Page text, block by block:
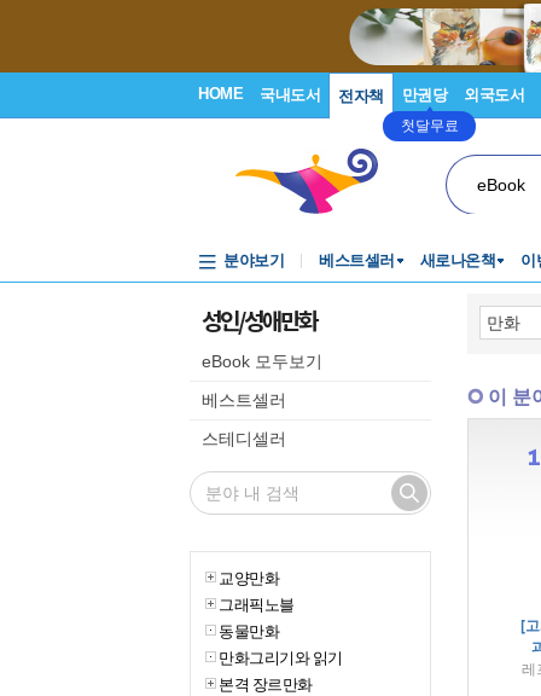
HOME 국내도서 전자책 만권당
첫달무료
외국도서
eBook
분야보기 베스트셀러 새로나온책 이
성인/성애만화
eBook 모두보기
베스트셀러
스테디셀러
교양만화
그래픽노블
동물만화
만화그리기와 읽기
본격 장르만화
이 분
[
레